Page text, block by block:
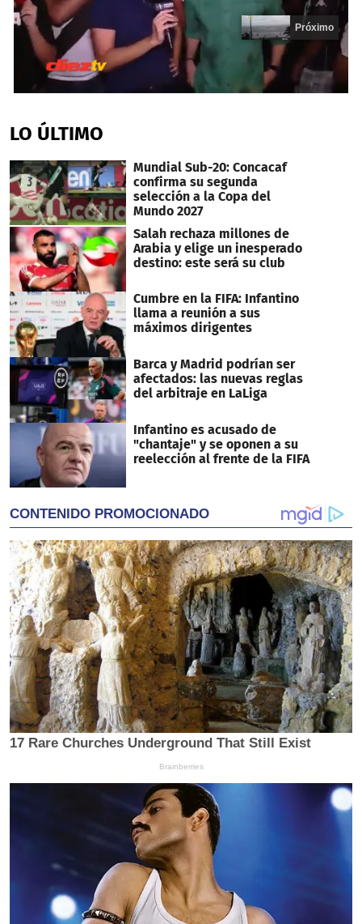
of
12
Próximo
LO ÚLTIMO
Mundial Sub-20: Concacaf
confirma su segunda
selección a la Copa del
Mundo 2027
Salah rechaza millones de
Arabia y elige un inesperado
destino: este será su club
Cumbre en la FIFA: Infantino
llama a reunión a sus
máximos dirigentes
Barca y Madrid podrían ser
afectados: las nuevas reglas
del arbitraje en LaLiga
Infantino es acusado de
"chantaje" y se oponen a su
reelección al frente de la FIFA